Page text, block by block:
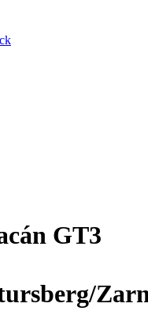
GT3